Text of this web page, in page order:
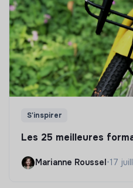
S'inspirer
Les 25 meilleures
Marianne Roussel •17